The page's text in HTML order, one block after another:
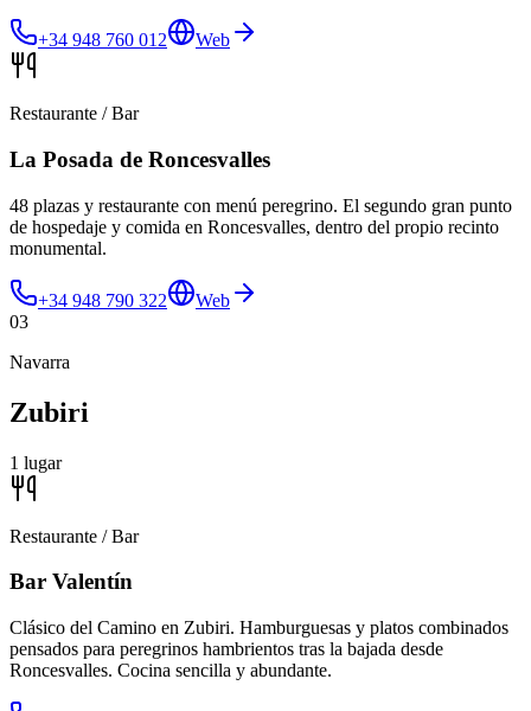
+34 948 760 012 Web
Restaurante / Bar
La Posada de Roncesvalles
48 plazas y restaurante con menú peregrino. El segundo gran punto
de hospedaje y comida en Roncesvalles, dentro del propio recinto
monumental.
+34 948 790 322
Web
03
Navarra
Zubiri
1 lugar
Restaurante / Bar
Bar Valentín
Clásico del Camino en Zubiri. Hamburguesas y platos combinados
pensados para peregrinos hambrientos tras la bajada desde
Roncesvalles. Cocina sencilla y abundante.